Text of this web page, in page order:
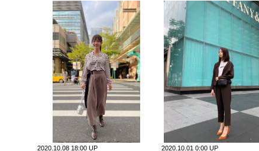
2020.10.08 18:00 UP
2020.10.01 0:00 UP